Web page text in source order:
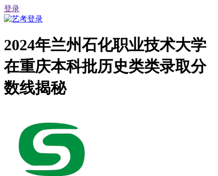
登录
2024年兰州石化职业技术大学
在重庆本科批历史类类录取分
数线揭秘